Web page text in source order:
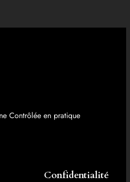
Contrôlée en pratique
Confidentialité